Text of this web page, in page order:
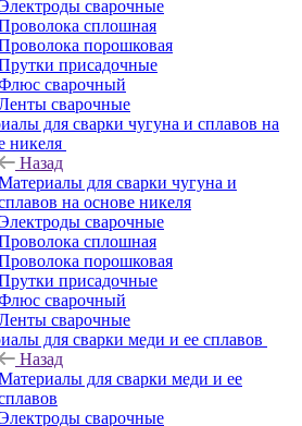
сварочные
сплошная
порошковая
присадочные
сварочный
сварочные
для сварки чугуна и сплавов на
никеля
Назад
для сварки чугуна и
на основе никеля
сварочные
сплошная
порошковая
присадочные
сварочный
сварочные
для сварки меди и ее сплавов
Назад
для сварки меди и ее
сварочные